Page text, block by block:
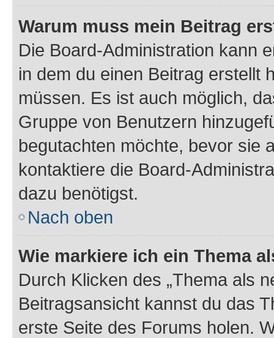
Warum muss mein Beitrag
Die Board-Administration kann
in dem du einen Beitrag erstellt
müssen. Es ist auch möglich,
Gruppe von Benutzern
begutachten möchte, bevor sie
kontaktiere die Board-
dazu benötigst.
Nach oben
Wie markiere ich ein Thema
Durch Klicken des „Thema als
Beitragsansicht kannst du das
erste Seite des Forums holen.